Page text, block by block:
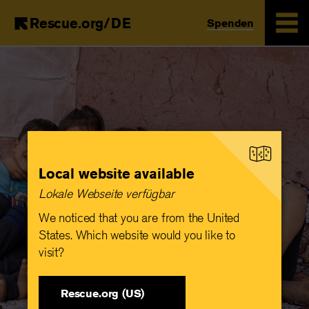
Rescue.org/DE Spenden
Local website available
Lokale Webseite verfügbar
We noticed that you are from the United
States. Which website would you like to
visit?
Rescue.org (US)